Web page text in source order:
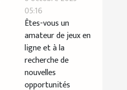
exclusives:
Découverte
de l'offre de
200 tours
gratuits et
05:16
Êtes-vous un
amateur de jeux en
ligne et à la
recherche de
nouvelles
opportunités